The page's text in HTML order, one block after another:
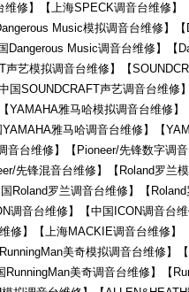
修】【上海SPECK调音台维修
Music模拟调音台维修】
Dangerous Music调音台维修】【
声艺模拟调音台维修】【
国SOUNDCRAFT声艺调音台维修
YAMAHA雅马哈模拟调音台维修
雅马哈调音台维修】【
音台维修】【Pioneer/先锋数字调
先锋混音台维修】【Roland罗兰
Roland罗兰调音台维修】【
调音台维修】【中国ICON调音台
修】【上海MACKIE调音台维修
美奇模拟调音台维修】
RunningMan美奇调音台维修】【